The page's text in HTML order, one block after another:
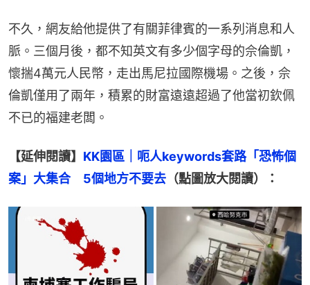
不久，網友給他提供了有關菲律賓的一系列消息和人
脈。三個月後，都不知英文有多少個字母的佘倫凱，
懷揣4萬元人民幣，走出馬尼拉國際機場。之後，佘
倫凱僅用了兩年，積累的財富遠遠超過了他當初欽佩
不已的福建老闆。
【延伸閱讀】 KK園區｜呃人keywords套路「恐怖個
案」大集合　5個地方不要去 （點圖放大閱讀）：